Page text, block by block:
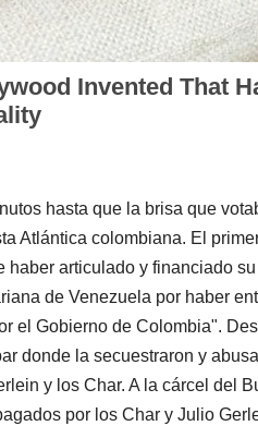
hasta que la brisa que
Atlántica colombiana. El
haber articulado y financiado
de Venezuela por haber
el Gobierno de Colombia".
donde la secuestraron y
y los Char. A la cárcel del
por los Char y Julio